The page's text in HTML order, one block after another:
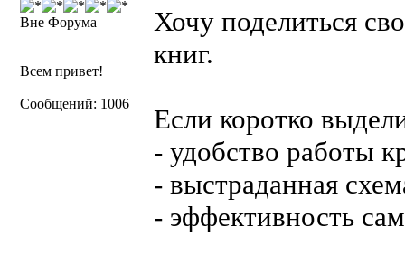
Вне Форума
Всем привет!
Сообщений: 1006
Хочу поделиться
книг.
Если коротко
- удобство работы
- выстраданная
- эффективность